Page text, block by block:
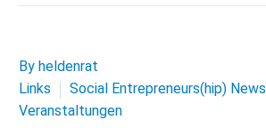
By heldenrat
Links
Social Entrepreneurs(hip) News
Veranstaltungen